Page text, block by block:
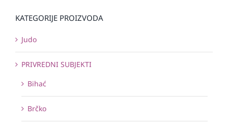
KATEGORIJE PROIZVODA
Judo
PRIVREDNI SUBJEKTI
Bihać
Brčko